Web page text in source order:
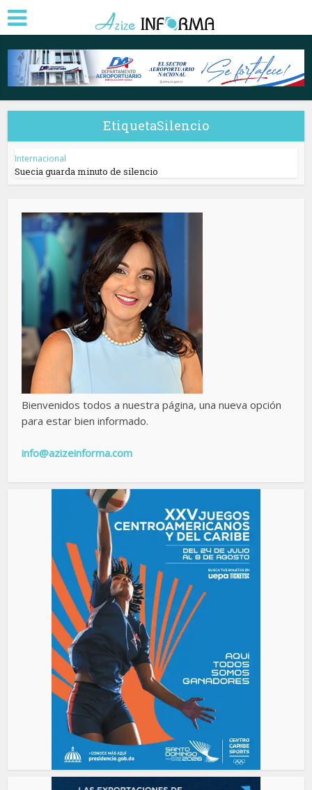
EtiquetaSilencio
Internacional
Suecia guarda minuto de silencio
Bienvenidos todos a nuestra página, una nueva opción
para estar bien informado.
info@azizeinforma.com